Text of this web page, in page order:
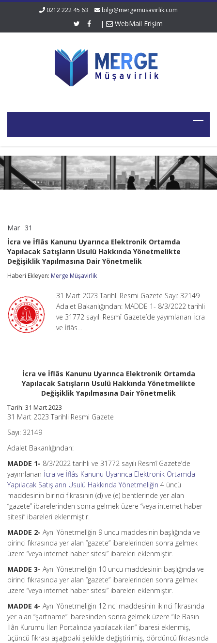
0212 222 45 63 bilgi@mergemusavirlik.com
| WebMail Erişim
Mar 31
İflâs
Kanunu
Uyarınca
Ortamda
Satışların
Usulü
Hakkında
Yönetmelikte
Değişiklik
İcra ve İflâs Kanunu Uyarınca Elektronik Ortamda
Yapılacak Satışların Usulü Hakkında Yönetmelikte
Değişiklik Yapılmasına Dair Yönetmelik
Haberi Ekleyen: Merge Müşavirlik
31 Mart 2023 Tarihli Resmi Gazete Sayı: 32149
Adalet Bakanlığından: MADDE 1- 8/3/2022 tarihli
ve 31772 sayılı Resmî Gazete’de yayımlanan İcra
ve İflâs…
İcra ve İflâs Kanunu Uyarınca Elektronik Ortamda
Yapılacak Satışların Usulü Hakkında Yönetmelikte
Değişiklik Yapılmasına Dair Yönetmelik
Tarih: 31 Mart 2023
31 Mart 2023 Tarihli Resmi Gazete
Sayı: 32149
Adalet Bakanlığından:
MADDE 1- 8/3/2022 tarihli ve 31772 sayılı Resmî Gazete’de
yayımlanan İcra ve İflâs Kanunu Uyarınca Elektronik Ortamda
Yapılacak Satışların Usulü Hakkında Yönetmeliğin 4 üncü
maddesinin birinci fıkrasının (d) ve (e) bentlerinde yer alan
“gazete” ibarelerinden sonra gelmek üzere “veya internet haber
sitesi” ibareleri eklenmiştir.
MADDE 2- Aynı Yönetmeliğin 9 uncu maddesinin başlığında ve
birinci fıkrasında yer alan “gazete” ibarelerinden sonra gelmek
üzere “veya internet haber sitesi” ibareleri eklenmiştir.
MADDE 3- Aynı Yönetmeliğin 10 uncu maddesinin başlığında ve
birinci fıkrasında yer alan “gazete” ibarelerinden sonra gelmek
üzere “veya internet haber sitesi” ibareleri eklenmiştir.
MADDE 4- Aynı Yönetmeliğin 12 nci maddesinin ikinci fıkrasında
yer alan “şartname” ibaresinden sonra gelmek üzere “ile Basın
İlân Kurumu İlan Portalında yapılacak ilan” ibaresi eklenmiş,
üçüncü fıkrası aşağıdaki şekilde değiştirilmiş, dördüncü fıkrasında